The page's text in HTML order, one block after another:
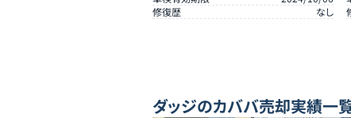
修復歴
なし
ダッジのカババ売却実績一